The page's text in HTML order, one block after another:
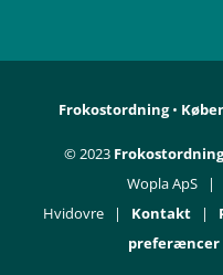
Frokostordning•
© 2023
Wopla ApS |
Hvidovre | Kontakt |
preferæncer